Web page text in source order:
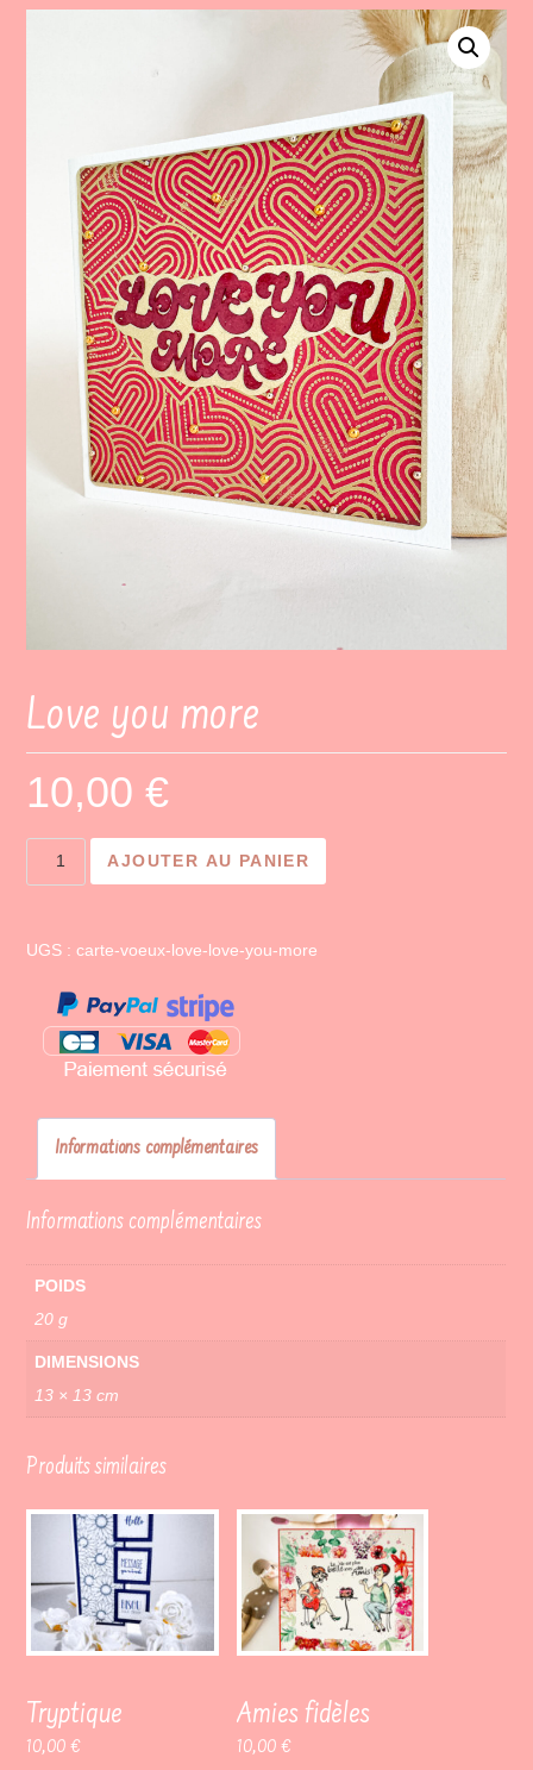
Love you more
10,00€
quantité
de
you
AJOUTER AU PANIER
UGS :carte-voeux-love-love-you-more
Informations complémentaires
Informations complémentaires
POIDS
20 g
DIMENSIONS
13 × 13 cm
Produits similaires
Tryptique
10,00€
Amies fidèles
10,00 €